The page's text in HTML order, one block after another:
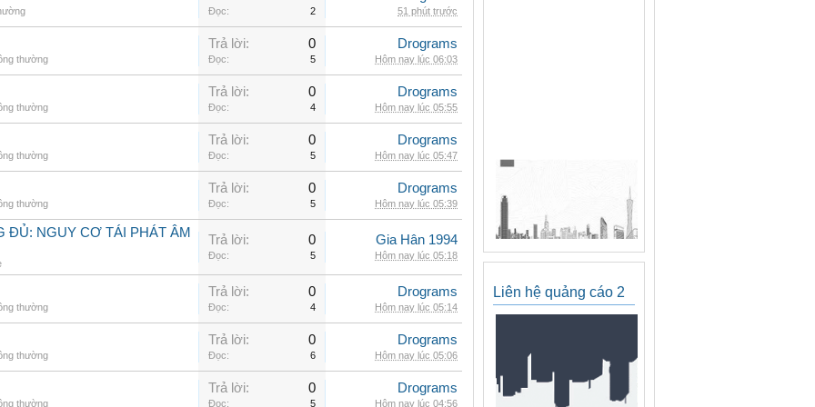
Đọc: 2 51 phút trước
thường
Trả lời: 0
Đọc: 5
Drograms
Hôm nay lúc 06:03
thường
Trả lời: 0
Đọc: 4
Drograms
Hôm nay lúc 05:55
thường
Trả lời: 0
Đọc: 5
Drograms
Hôm nay lúc 05:47
thường
Trả lời: 0
Đọc: 5
Drograms
Hôm nay lúc 05:39
ĐỦ: NGUY CƠ TÁI PHÁT ÂM Trả lời: 0
Đọc: 5
Gia Hân 1994
Hôm nay lúc 05:18
thường
Trả lời: 0
Đọc: 4
Drograms
Hôm nay lúc 05:14
thường
Trả lời: 0
Đọc: 6
Drograms
Hôm nay lúc 05:06
thường
Trả lời: 0
Đọc: 5
Drograms
Hôm nay lúc 04:56
Liên hệ quảng cáo 2